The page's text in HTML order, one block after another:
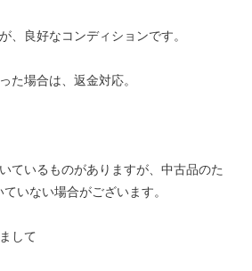
、良好なコンディションです。
た場合は、返金対応。
ているものがありますが、中古品のた
いない場合がございます。
して